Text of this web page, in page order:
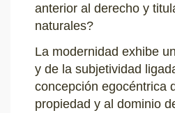
anterior al derecho y
naturales?
La modernidad exhibe
y de la subjetividad
concepción egocéntrica
propiedad y al dominio